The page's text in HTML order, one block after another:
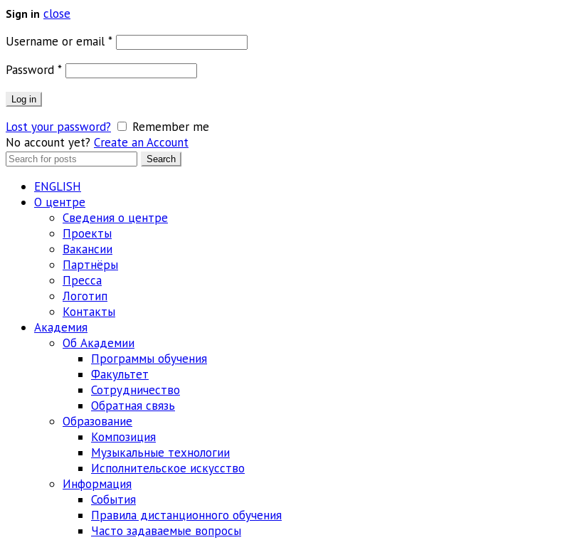
Sign in close
Username or email *Обязательно
Password *Обязательно
Log in
Lost your password?
Remember me
No account yet? Create an Account
Search
Search
ENGLISH
О центре
Сведения о центре
Проекты
Вакансии
Партнёры
Пресса
Логотип
Контакты
Академия
Об Академии
Программы обучения
Факультет
Сотрудничество
Обратная связь
Образование
Композиция
Музыкальные технологии
Исполнительское искусство
Информация
События
Правила дистанционного обучения
Часто задаваемые вопросы